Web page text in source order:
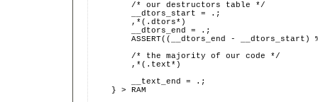
        /* our destructors table */
        __dtors_start = .;
        ,*(.dtors*)
        __dtors_end = .;
ASSERT((__dtors_end - __dtors_start)
        /* the majority of our code */
        ,*(.text*)
        __text_end = .;
    } > RAM